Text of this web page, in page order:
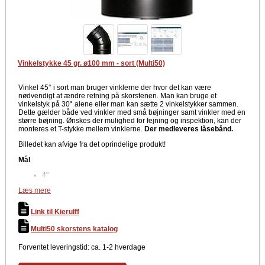
Vinkelstykke 45 gr. ø100 mm - sort (Multi50)
Vinkel 45° i sort man bruger vinklerne der hvor det kan være
nødvendigt at ændre retning på skorstenen. Man kan bruge et
vinkelstyk på 30° alene eller man kan sætte 2 vinkelstykker sammen.
Dette gælder både ved vinkler med små bøjninger samt vinkler med en
større bøjning. Ønskes der mulighed for fejning og inspektion, kan der
monteres et T-stykke mellem vinklerne. Der medleveres låsebånd.
Billedet kan afvige fra det oprindelige produkt!
Mål
4"
Grader: 45°
Materiale
Læs mere
Link til Kierulff
Multi50 skorstens katalog
Forventet leveringstid: ca. 1-2 hverdage